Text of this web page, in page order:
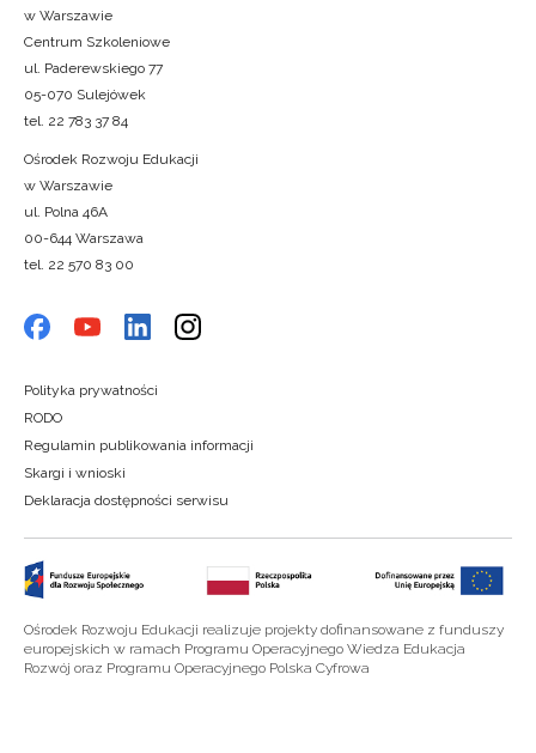
w Warszawie
Centrum Szkoleniowe
ul. Paderewskiego 77
05-070 Sulejówek
tel. 22 783 37 84
Ośrodek Rozwoju Edukacji
w Warszawie
ul. Polna 46A
00-644 Warszawa
tel. 22 570 83 00
Polityka prywatności
RODO
Regulamin publikowania informacji
Skargi i wnioski
Deklaracja dostępności serwisu
Ośrodek Rozwoju Edukacji realizuje projekty dofinansowane z funduszy
europejskich w ramach Programu Operacyjnego Wiedza Edukacja
Rozwój oraz Programu Operacyjnego Polska Cyfrowa